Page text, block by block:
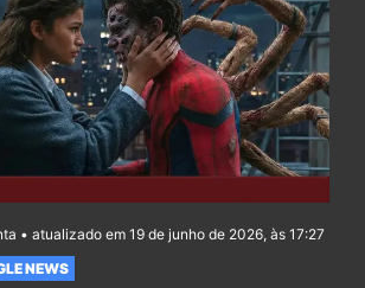
• atualizado em 19 de junho de 2026, às 17:27
NEWS